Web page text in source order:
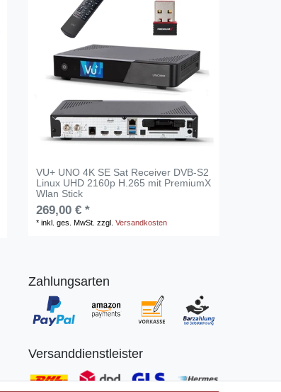
VU+ UNO 4K SE Sat Receiver DVB-S2
Linux UHD 2160p H.265 mit PremiumX
Wlan Stick
269,00 € *
*inkl. ges. MwSt. zzgl.Versandkosten
Zahlungsarten
Versanddienstleister